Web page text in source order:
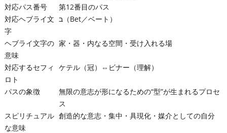
対応パス番号
第12番目のパス
対応ヘブライ文
字
ב（Bet／ベート）
ヘブライ文字の
意味
家・器・内なる空間・受け入れる場
対応するセフィ
ロト
ケテル（冠）⇔ビナー（理解）
パスの象徴
無限の意志が形になるための“型”が生まれるプロセ
ス
スピリチュアル
な意味
創造的な意志・集中・具現化・媒介としての自分